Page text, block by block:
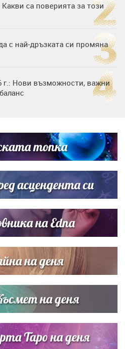
са поверията за този
с най-дръзката си промяна
г.: Нови възможности, важни
приказка
Дженифър Анистън,
заедно на яхта
топка
асцендента си
на Edna
на деня
на деня
Таро на деня